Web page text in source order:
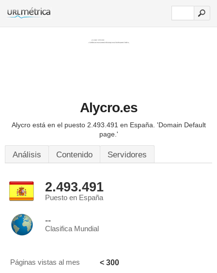
Alycro.es
Alycro está en el puesto 2.493.491 en España. 'Domain Default
page.'
Análisis Contenido Servidores
2.493.491
Puesto en España
--
Clasifica Mundial
Páginas vistas al mes < 300